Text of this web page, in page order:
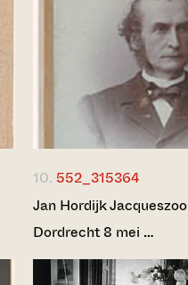
10. 552_315364
Jan Hordijk
Dordrecht 8 mei …